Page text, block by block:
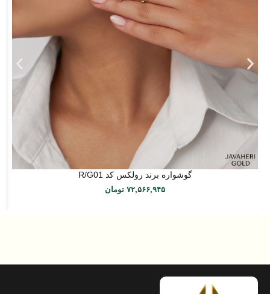
گوشواره برند رولکس کد R/G01
۷۲,۵۶۶,۹۴۵ تومان